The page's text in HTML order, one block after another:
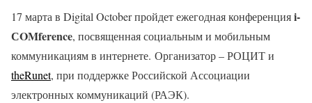
17 марта в Digital October пройдет ежегодная конференцияi-
СOMference, посвященная социальным и мобильным
коммуникациям в интернете. Организатор – РОЦИТ и
theRunet, при поддержке Российской Ассоциации
электронных коммуникаций (РАЭК).